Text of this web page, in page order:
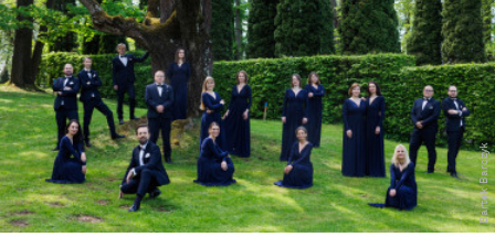
Bartek Barczyk